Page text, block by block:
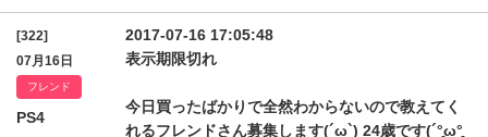
[322]
07月16日
フレンド
PS4
2017-07-16 17:05:48
表示期限切れ
今日買ったばかりで全然わからないので教えてく
れるフレンドさん募集します(´ω`) 24歳です(´°̥̥̥̥̥̥̥̥ω°̥̥̥̥̥̥̥̥